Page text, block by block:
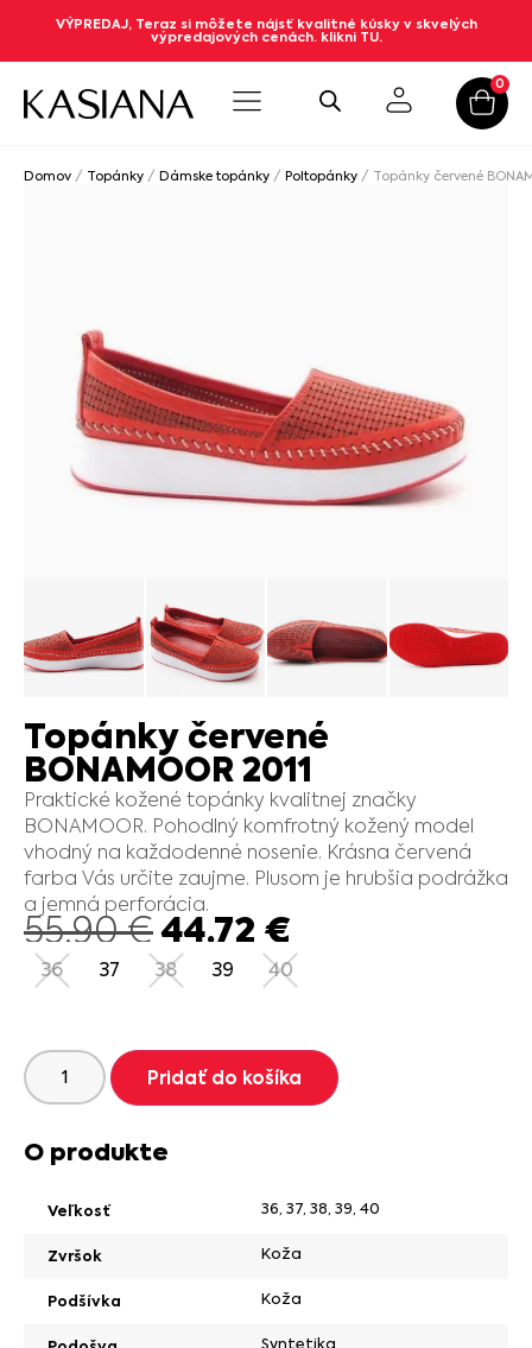
VÝPREDAJ, Teraz si môžete nájsť kvalitné kúsky v skvelých
výpredajových cenách. klikni TU.
0
Domov / Topánky / Dámske topánky / Poltopánky / Topánky červené
Topánky červené
BONAMOOR 2011
Praktické kožené topánky kvalitnej značky
BONAMOOR. Pohodlný komfrotný kožený model
vhodný na každodenné nosenie. Krásna červená
farba Vás určite zaujme. Plusom je hrubšia podrážka
a jemná perforácia.
55.90€44.72 €
36 37 38 39 40
Pridať do košíka
O produkte
Veľkosť 36, 37, 38, 39, 40
Zvršok Koža
Podšívka Koža
Syntetika